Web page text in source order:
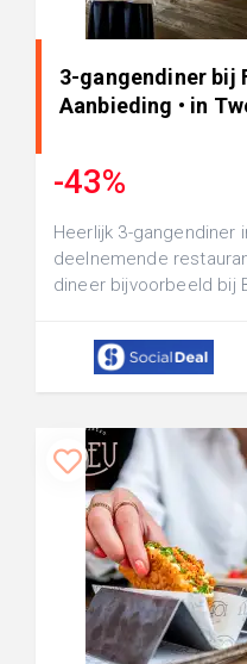
3-gangendiner bij
Aanbieding • in
-43%
Heerlijk 3-gangendiner
deelnemende
dineer bijvoorbeeld bij